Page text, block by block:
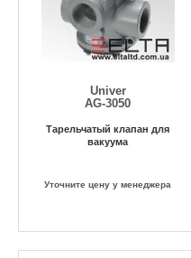
Univer
AG-3050
Тарельчатый клапан для
вакуума
Уточните цену у менеджера